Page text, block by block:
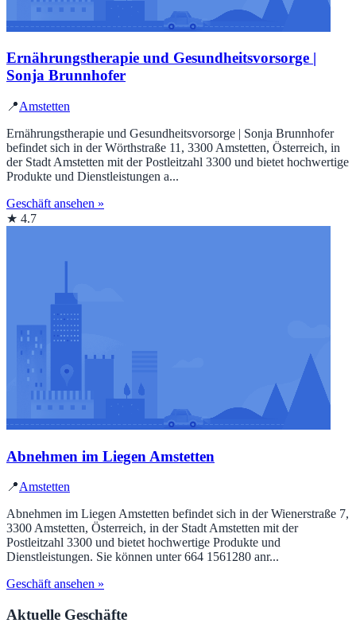
Ernährungstherapie und Gesundheitsvorsorge |
Sonja Brunnhofer
📍Amstetten
Ernährungstherapie und Gesundheitsvorsorge | Sonja Brunnhofer
befindet sich in der Wörthstraße 11, 3300 Amstetten, Österreich, in
der Stadt Amstetten mit der Postleitzahl 3300 und bietet hochwertige
Produkte und Dienstleistungen a...
Geschäft ansehen »
★ 4.7
Abnehmen im Liegen Amstetten
📍Amstetten
Abnehmen im Liegen Amstetten befindet sich in der Wienerstraße 7,
3300 Amstetten, Österreich, in der Stadt Amstetten mit der
Postleitzahl 3300 und bietet hochwertige Produkte und
Dienstleistungen. Sie können unter 664 1561280 anr...
Geschäft ansehen »
Aktuelle Geschäfte